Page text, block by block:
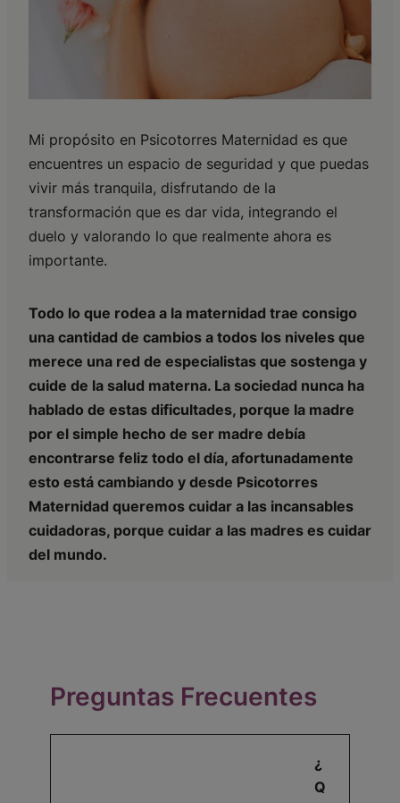
Mi propósito en Psicotorres Maternidad es que
encuentres un espacio de seguridad y que puedas
vivir más tranquila, disfrutando de la
transformación que es dar vida, integrando el
duelo y valorando lo que realmente ahora es
importante.
Todo lo que rodea a la maternidad trae consigo
una cantidad de cambios a todos los niveles que
merece una red de especialistas que sostenga y
cuide de la salud materna. La sociedad nunca ha
hablado de estas dificultades, porque la madre
por el simple hecho de ser madre debía
encontrarse feliz todo el día, afortunadamente
esto está cambiando y desde Psicotorres
Maternidad queremos cuidar a las incansables
cuidadoras, porque cuidar a las madres es cuidar
del mundo.
Preguntas Frecuentes
¿
Q